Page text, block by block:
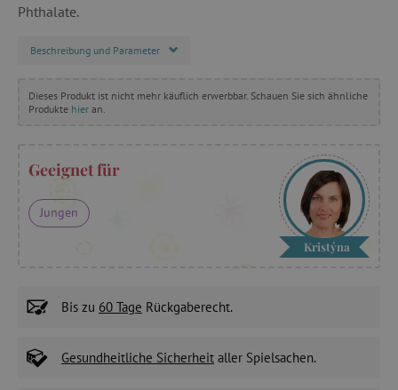
Phthalate.
Beschreibung und Parameter
Dieses Produkt ist nicht mehr käuflich erwerbbar. Schauen Sie sich ähnliche
Produkte hier an.
Geeignet für
Jungen
Kristýna
Bis zu 60 Tage Rückgaberecht.
Gesundheitliche Sicherheit aller Spielsachen.